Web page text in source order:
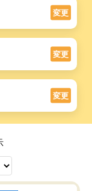
変更
変更
変更